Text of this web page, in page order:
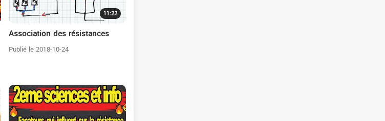
11:22
Association des résistances
Publié le 2018-10-24